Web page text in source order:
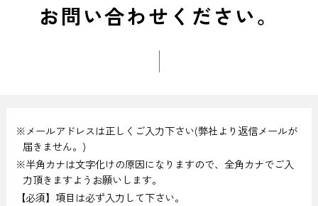
お問い合わせください。
※メールアドレスは正しくご入力下さい(弊社より返信メールが
届きません。)
※半角カナは文字化けの原因になりますので、全角カナでご入
力頂きますようお願いします。
【必須】項目は必ず入力して下さい。